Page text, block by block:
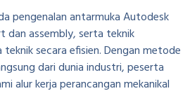
pengenalan antarmuka Autodesk
dan assembly, serta teknik
secara efisien. Dengan metode
dari dunia industri, peserta
alur kerja perancangan mekanikal